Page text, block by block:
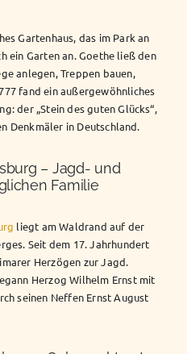
Gartenhaus, das im Park an
ein Garten an. Goethe ließ den
anlegen, Treppen bauen,
fand ein außergewöhnliches
der „Stein des guten Glücks“,
Denkmäler in Deutschland.
– Jagd- und
Familie
liegt am Waldrand auf der
Seit dem 17. Jahrhundert
Herzögen zur Jagd.
Herzog Wilhelm Ernst mit
seinen Neffen Ernst August